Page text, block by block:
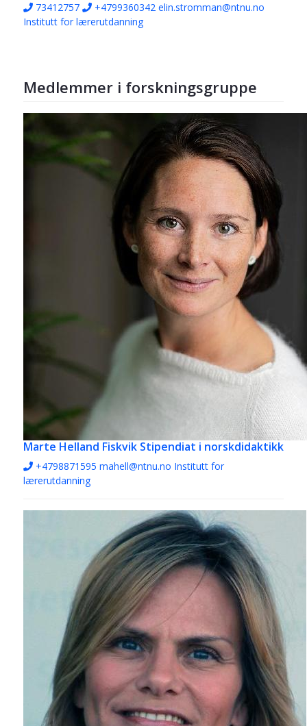
73412757 +4799360342 elin.stromman@ntnu.no
Institutt for lærerutdanning
Medlemmer i forskningsgruppe
Marte Helland Fiskvik Stipendiat i norskdidaktikk
+4798871595 mahell@ntnu.no Institutt for
lærerutdanning